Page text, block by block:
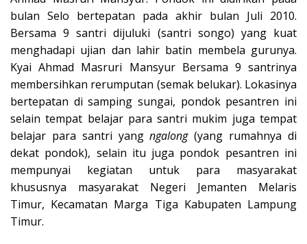
bulan Selo bertepatan pada akhir bulan Juli 2010.
Bersama 9 santri dijuluki (santri songo) yang kuat
menghadapi ujian dan lahir batin membela gurunya.
Kyai Ahmad Masruri Mansyur Bersama 9 santrinya
membersihkan rerumputan (semak belukar). Lokasinya
bertepatan di samping sungai, pondok pesantren ini
selain tempat belajar para santri mukim juga tempat
belajar para santri yangngalong(yang rumahnya di
dekat pondok), selain itu juga pondok pesantren ini
mempunyai kegiatan untuk para masyarakat
khususnya masyarakat Negeri Jemanten Melaris
Timur, Kecamatan Marga Tiga Kabupaten Lampung
Timur.